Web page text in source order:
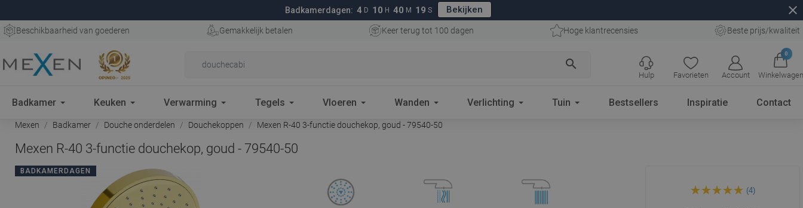
Badkamerdagen: 4 D 10 H 40 M 18 S Bekijken close
Beschikbaarheid van goederen Gemakkelijk betalen Keer terug tot 100 dagen Hoge klantrecensies Beste prijs/kwaliteit
search
Favorieten Account
0
Winkelwagen
Hulp
Badkamer Keuken Verwarming Tegels Vloeren Wanden Verlichting Tuin Bestsellers Inspiratie Contact
Mexen Badkamer Douche onderdelen Douchekoppen Mexen R-40 3-functie douchekop, goud - 79540-50
Mexen R-40 3-functie douchekop, goud - 79540-50
BADKAMERDAGEN
Mexen R-40 3-functie
douchekop, goud - 79540-50
(4)